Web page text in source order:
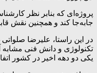
پروژه‌ای که بنابر نظر
جابه‌جا کند و همچنین نقش
در این راستا، علیرضا
تکنولوژی و دانش فنی
یکی دو دهه اخیر در کشور